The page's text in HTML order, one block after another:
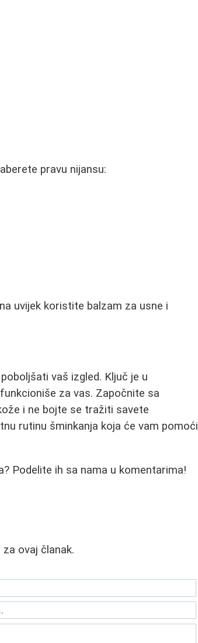
pravu nijansu:
uvijek koristite balzam za usne i
vaš izgled. Ključ je u
za vas. Započnite sa
i ne bojte se tražiti savete
rutinu šminkanja koja će vam pomoći
Podelite ih sa nama u komentarima!
ovaj članak.